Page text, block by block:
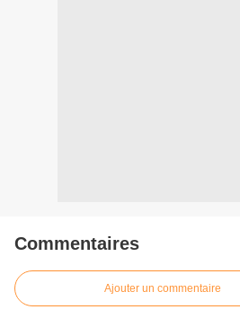
Commentaires
Ajouter un commentaire